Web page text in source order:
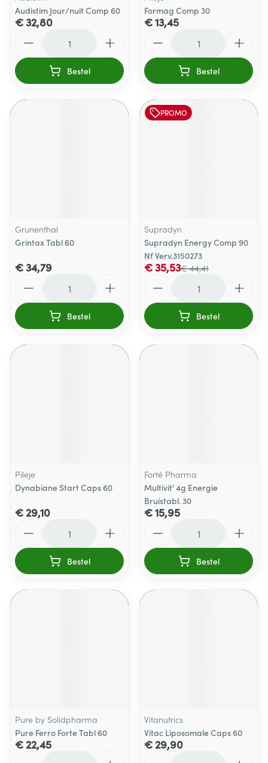
Audistim Jour/nuit Comp 60
€ 32,80
Bestel
Formag Comp 30
€ 13,45
Bestel
Grunenthal
Grintax Tabl 60
€ 34,79
Bestel
PROMO
Supradyn
Supradyn Energy Comp 90
Nf Verv.3150273
€ 44,41
€ 35,53
Bestel
Pileje
Dynabiane Start Caps 60
€ 29,10
Bestel
Forté Pharma
Multivit' 4g Energie
Bruistabl. 30
€ 15,95
Bestel
Pure by Solidpharma
Pure Ferro Forte Tabl 60
€ 22,45
Vitanutrics
Vitac Liposomale Caps 60
€ 29,90